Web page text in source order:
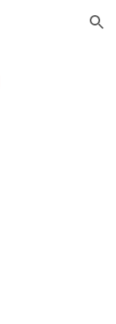
Skip to navigation